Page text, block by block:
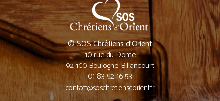
© SOS Chrétiens d’Orient
10 rue du Dome
92 100 Boulogne-Billancourt
01 83 92 16 53
contact@soschretiensdorient.fr